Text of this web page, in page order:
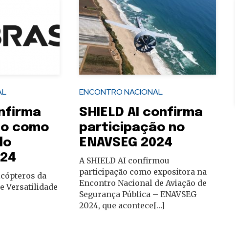
como
da
Versatilidade
ENCONTRO NACIONAL
SHIELD AI confirma
participação no
ENAVSEG 2024
A SHIELD AI confirmou
participação como expositora na
Encontro Nacional de Aviação de
Segurança Pública – ENAVSEG
2024, que acontece[…]